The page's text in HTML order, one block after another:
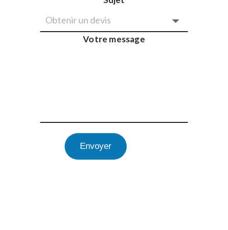
Votre message